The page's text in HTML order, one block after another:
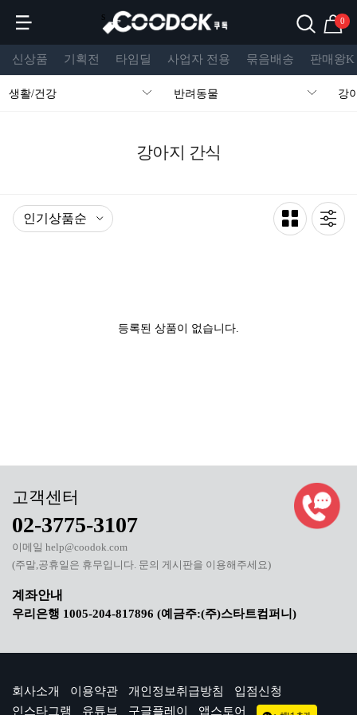
s 0
신상품 기획전 타임딜 사업자 전용 묶음배송 판매왕K
생활/건강 반려동물 강
강아지 간식
등록된 상품이 없습니다.
02-3775-3107
이메일 help@coodok.com
(주말,공휴일은 휴무입니다. 문의 게시판을 이용해주세요)
우리은행 1005-204-817896 (예금주:(주)스타트컴퍼니)
회사소개 이용약관 개인정보취급방침
입점신청
인스타그램
유튜브 구글플레이 앱스토어